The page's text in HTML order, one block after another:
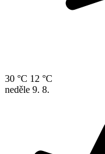
30 °C 12 °C
neděle 9. 8.